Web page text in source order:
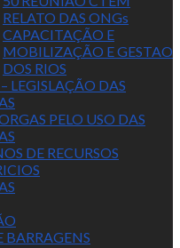
RELATO DAS ONGs
CAPACITAÇÃO E
MOBILIZAÇÃO E GESTAO
DOS RIOS
LEGISLAÇÃO DAS
PELO USO DAS
DE RECURSOS
BARRAGENS